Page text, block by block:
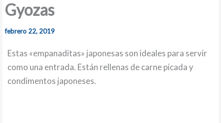
Gyozas
febrero 22, 2019
Estas «empanaditas» japonesas son ideales para servir
como una entrada. Están rellenas de carne picada y
condimentos japoneses.